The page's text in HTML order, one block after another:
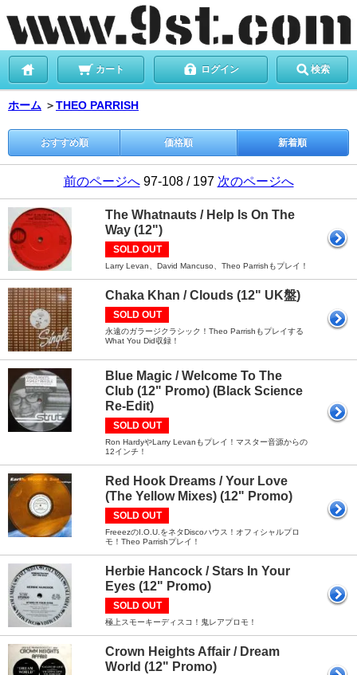
カート ログイン 検索
ホーム ＞THEO PARRISH
おすすめ順 価格順 新着順
前のページへ97-108 / 197 次のページへ
The Whatnauts / Help Is On The
Way (12")
SOLD OUT
Larry Levan、David Mancuso、Theo Parrishもプレイ！
Chaka Khan / Clouds (12" UK盤)
SOLD OUT
永遠のガラージクラシック！Theo Parrishもプレイする
What You Did収録！
Blue Magic / Welcome To The
Club (12" Promo) (Black Science
Re-Edit)
SOLD OUT
Ron HardyやLarry Levanもプレイ！マスター音源からの
12インチ！
Red Hook Dreams / Your Love
(The Yellow Mixes) (12" Promo)
SOLD OUT
FreeezのI.O.U.をネタDiscoハウス！オフィシャルプロ
モ！Theo Parrishプレイ！
Herbie Hancock / Stars In Your
Eyes (12" Promo)
SOLD OUT
極上スモーキーディスコ！鬼レアプロモ！
Crown Heights Affair / Dream
World (12" Promo)